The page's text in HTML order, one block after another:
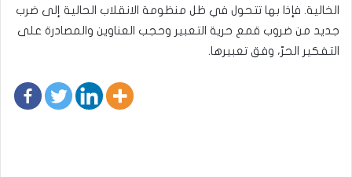
الخالية. فإذا بها تتحول في ظل منظومة الانقلاب الحالية إلى ضرب
جديد من ضروب قمع حرية التعبير وحجب العناوين والمصادرة على
التفكير الحرّ، وفق تعبيرها.